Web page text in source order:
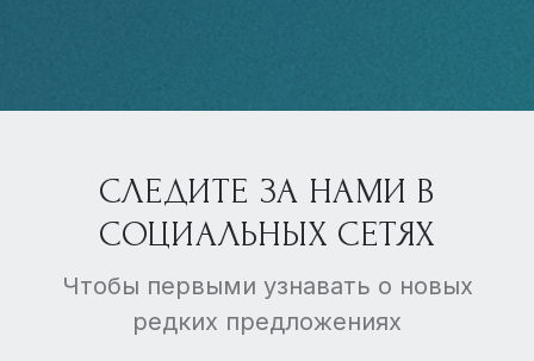
СЛЕДИТЕ ЗА НАМИ В
СОЦИАЛЬНЫХ СЕТЯХ
Чтобы первыми узнавать о новых
редких предложениях